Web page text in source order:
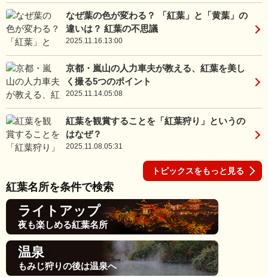
なぜ葉の色が変わる？ 「紅葉」と「黄葉」の
違いは？ 紅葉の不思議
2025.11.16.13:00
京都・嵐山の人力車夫が教える、紅葉を美し
く撮る5つのポイント
2025.11.14.05:08
紅葉を観賞することを「紅葉狩り」というの
はなぜ？
2025.11.08.05:31
トピックスをもっと見る
紅葉名所を条件で検索
ライトアップ
夜も楽しめる紅葉名所
温泉
もみじ狩りの後は温泉へ